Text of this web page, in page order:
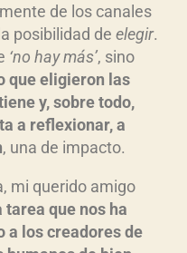
de los canales
posibilidad de elegir.
‘no hay más’, sino
que eligieron las
y, sobre todo,
a reflexionar, a
, una de impacto.
mi querido amigo
tarea que nos ha
a los creadores de